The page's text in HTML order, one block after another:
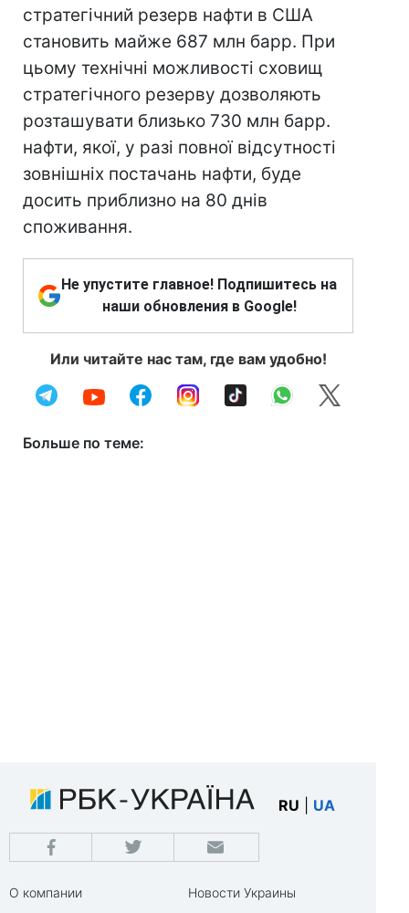
стратегічний резерв нафти в США
становить майже 687 млн барр. При
цьому технічні можливості сховищ
стратегічного резерву дозволяють
розташувати близько 730 млн барр.
нафти, якої, у разі повної відсутності
зовнішніх постачань нафти, буде
досить приблизно на 80 днів
споживання.
Не упустите главное! Подпишитесь на
наши обновления в Google!
Или читайте нас там, где вам удобно!
Больше по теме:
RU UA
О компании
Новости Украины